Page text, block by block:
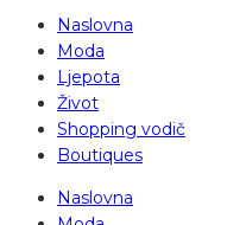
Naslovna
Moda
Ljepota
Život
Shopping vodič
Boutiques
Naslovna